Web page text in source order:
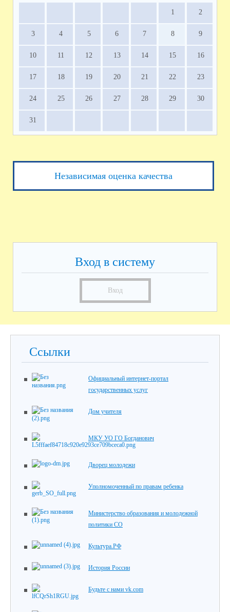
1 2
3 4 5 6 7 8 9
10 11 12 13 14 15 16
17 18 19 20 21 22 23
24 25 26 27 28 29 30
31
Независимая оценка качества
Вход в систему
Вход
Ссылки
Официальный интернет-портал
государственных услуг
Дом учителя
МКУ УО ГО Богданович
Дворец молодежи
Уполномоченный по правам ребенка
Министерство образования и молодежной
политики СО
Культура.РФ
История России
Будьте с нами vk.com